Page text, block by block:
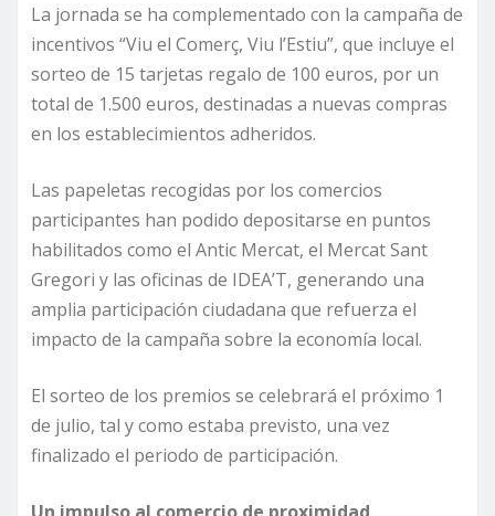
La jornada se ha complementado con la campaña de
incentivos “Viu el Comerç, Viu l’Estiu”, que incluye el
sorteo de 15 tarjetas regalo de 100 euros, por un
total de 1.500 euros, destinadas a nuevas compras
en los establecimientos adheridos.
Las papeletas recogidas por los comercios
participantes han podido depositarse en puntos
habilitados como el Antic Mercat, el Mercat Sant
Gregori y las oficinas de IDEA’T, generando una
amplia participación ciudadana que refuerza el
impacto de la campaña sobre la economía local.
El sorteo de los premios se celebrará el próximo 1
de julio, tal y como estaba previsto, una vez
finalizado el periodo de participación.